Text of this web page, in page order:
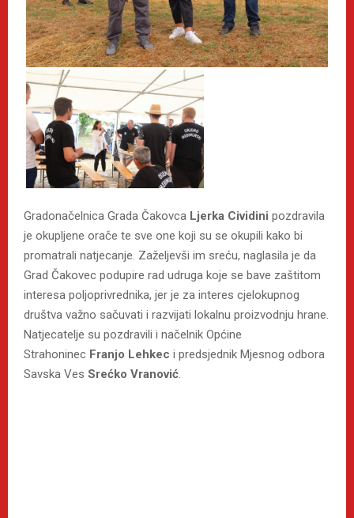
Gradonačelnica Grada Čakovca Ljerka Cividini pozdravila
je okupljene orače te sve one koji su se okupili kako bi
promatrali natjecanje. Zaželjevši im sreću, naglasila je da
Grad Čakovec podupire rad udruga koje se bave zaštitom
interesa poljoprivrednika, jer je za interes cjelokupnog
društva važno sačuvati i razvijati lokalnu proizvodnju hrane.
Natjecatelje su pozdravili i načelnik Općine
Strahoninec Franjo Lehkec i predsjednik Mjesnog odbora
Savska Ves Srećko Vranović.